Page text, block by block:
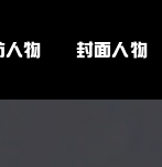
人物 封面人物